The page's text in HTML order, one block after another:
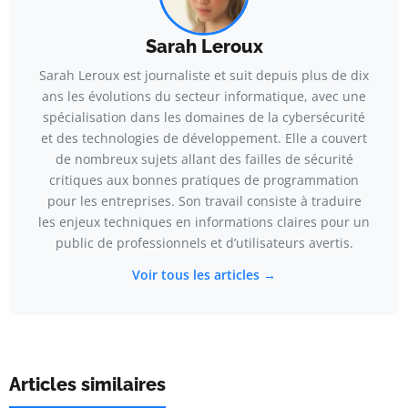
Sarah Leroux
Sarah Leroux est journaliste et suit depuis plus de dix
ans les évolutions du secteur informatique, avec une
spécialisation dans les domaines de la cybersécurité
et des technologies de développement. Elle a couvert
de nombreux sujets allant des failles de sécurité
critiques aux bonnes pratiques de programmation
pour les entreprises. Son travail consiste à traduire
les enjeux techniques en informations claires pour un
public de professionnels et d’utilisateurs avertis.
Voir tous les articles →
Articles similaires